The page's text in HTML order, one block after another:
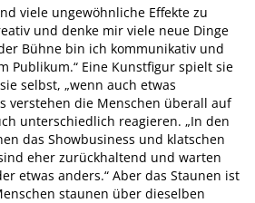
viele ungewöhnliche Effekte zu
und denke mir viele neue Dinge
Bühne bin ich kommunikativ und
Publikum.“ Eine Kunstfigur spielt sie
selbst, „wenn auch etwas
verstehen die Menschen überall auf
unterschiedlich reagieren. „In den
das Showbusiness und klatschen
eher zurückhaltend und warten
etwas anders.“ Aber das Staunen ist
staunen über dieselben